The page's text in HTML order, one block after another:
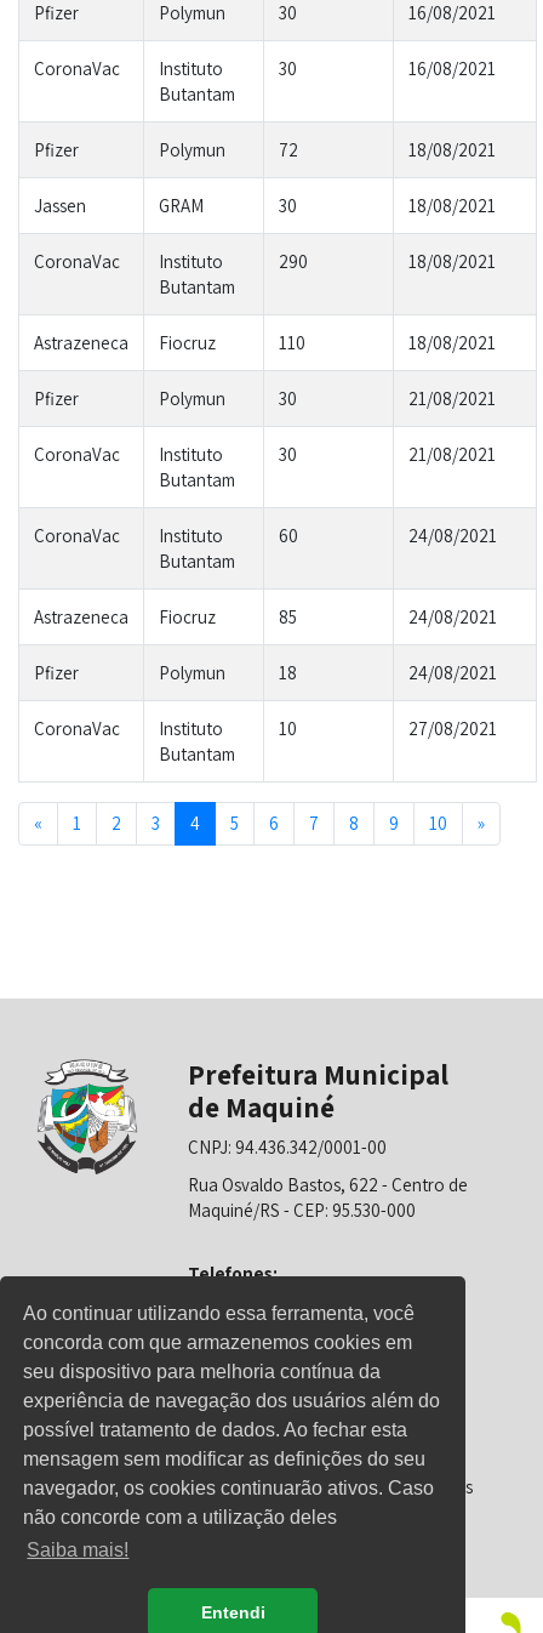
Ao continuar utilizando essa ferramenta, você
concorda com que armazenemos cookies em
seu dispositivo para melhoria contínua da
experiência de navegação dos usuários além do
possível tratamento de dados. Ao fechar esta
mensagem sem modificar as definições do seu
navegador, os cookies continuarão ativos. Caso
não concorde com a utilização deles
Saiba mais!
Entendi
Pfizer Polymun 30 16/08/2021
CoronaVac
Instituto
Butantam
30 16/08/2021
Pfizer Polymun 72 18/08/2021
Jassen GRAM 30 18/08/2021
CoronaVac
Instituto
Butantam
290 18/08/2021
Astrazeneca Fiocruz 110 18/08/2021
Pfizer Polymun 30 21/08/2021
CoronaVac
Instituto
Butantam
30 21/08/2021
CoronaVac
Instituto
Butantam
60 24/08/2021
Astrazeneca Fiocruz 85 24/08/2021
Pfizer Polymun 18 24/08/2021
CoronaVac
Instituto
Butantam
10 27/08/2021
« Previous
1 2 3 4 5 6 7 8 9 10 »Next
Prefeitura Municipal
de Maquiné
CNPJ: 94.436.342/0001-00
Rua Osvaldo Bastos, 622 - Centro de
Maquiné/RS - CEP: 95.530-000
Telefones:
0800-6281325 (Prefeitura)
0800-6281326 (Educação)
0800-6281139 (Saúde)
Horário de Atendimento
Segunda-feira a sexta-feira: 08h00 às
12h00 e 13h00 às 17h00
© Copyright 2021 - Direitos reservados à Prefeitura de